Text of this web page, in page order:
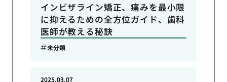
インビザライン矯正、痛みを最小限
に抑えるための全方位ガイド、歯科
医師が教える秘訣
未分類
2025.03.07